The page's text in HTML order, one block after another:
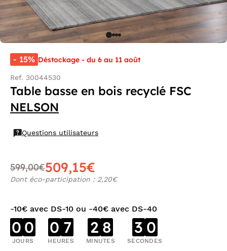
- 15% Déstockage - du 6 au 11 août
Ref. 30044530
Table basse en bois recyclé FSC
NELSON
Questions utilisateurs
599,00€509,15€
Dont éco-participation : 2,20€
-10€ avec DS-10 ou -40€ avec DS-40
0 0
JOURS
0 7
HEURES
2 8
MINUTES
3 0
SECONDES